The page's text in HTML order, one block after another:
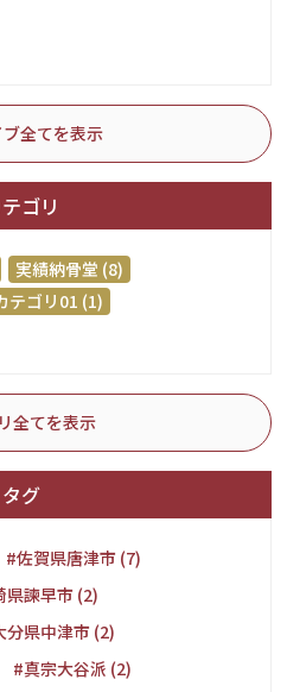
全てを表示
ゴリ
実績納骨堂 (8)
テゴリ01 (1)
全てを表示
タグ
#佐賀県唐津市 (7)
県諫早市 (2)
分県中津市 (2)
#真宗大谷派 (2)